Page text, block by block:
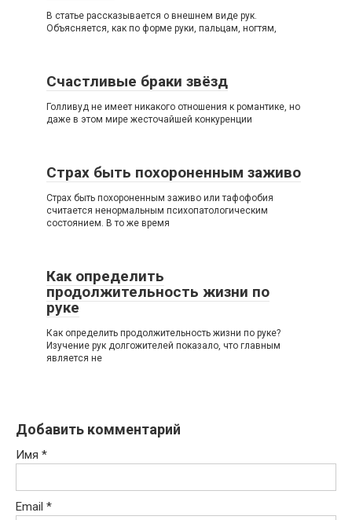
В статье рассказывается о внешнем виде рук.
Объясняется, как по форме руки, пальцам, ногтям,
Счастливые браки звёзд
Голливуд не имеет никакого отношения к романтике, но
даже в этом мире жесточайшей конкуренции
Страх быть похороненным заживо
Страх быть похороненным заживо или тафофобия
считается ненормальным психопатологическим
состоянием. В то же время
Как определить
продолжительность жизни по
руке
Как определить продолжительность жизни по руке?
Изучение рук долгожителей показало, что главным
является не
Добавить комментарий
Имя *
Email *